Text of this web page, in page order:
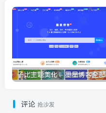
评论 抢沙发